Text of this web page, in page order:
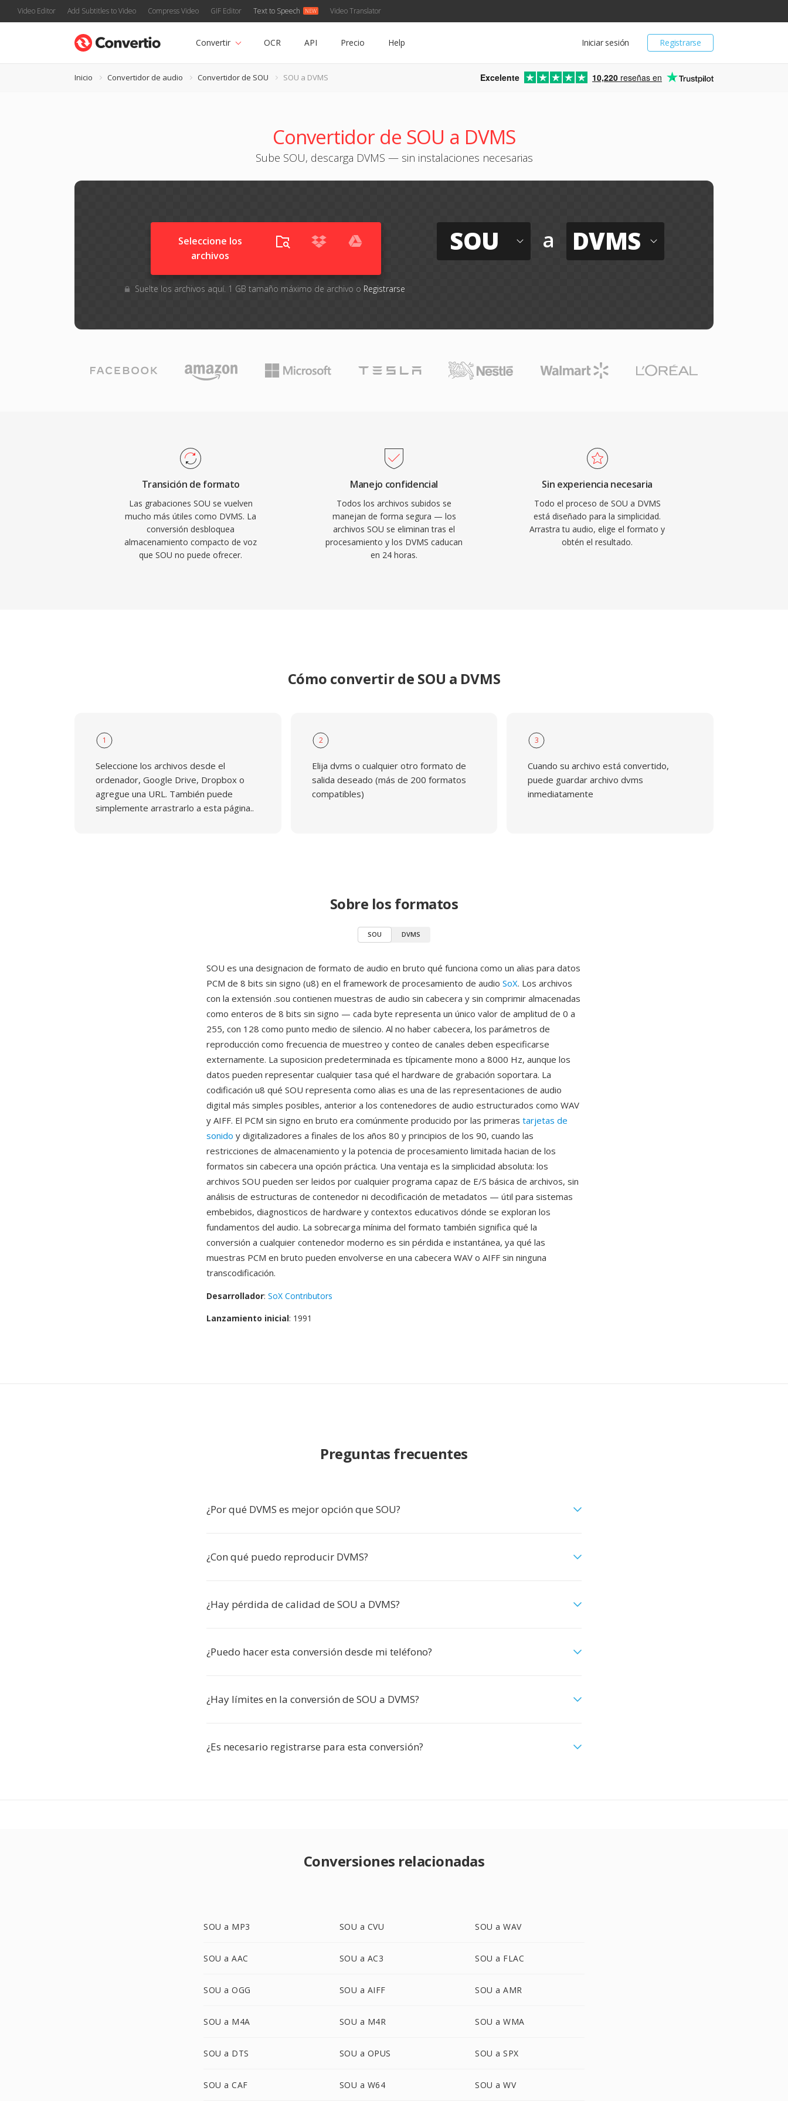
Video Editor Add Subtitles to Video Compress Video GIF Editor Text to Speech Video Translator
Registrarse
Iniciar sesión
Convertir OCR API Precio Help
Inicio Convertidor de audio Convertidor de SOU SOU a DVMS Excelente 10,220 reseñas en
Convertidor de SOU a DVMS
Sube SOU, descarga DVMS — sin instalaciones necesarias
Seleccione los
archivos
Suelte los archivos aquí. 1 GB tamaño máximo de archivo o Registrarse
SOU a DVMS
Transición de formato
Las grabaciones SOU se vuelven
mucho más útiles como DVMS. La
conversión desbloquea
almacenamiento compacto de voz
que SOU no puede ofrecer.
Manejo confidencial
Todos los archivos subidos se
manejan de forma segura — los
archivos SOU se eliminan tras el
procesamiento y los DVMS caducan
en 24 horas.
Sin experiencia necesaria
Todo el proceso de SOU a DVMS
está diseñado para la simplicidad.
Arrastra tu audio, elige el formato y
obtén el resultado.
Cómo convertir de SOU a DVMS
1
Seleccione los archivos desde el
ordenador, Google Drive, Dropbox o
agregue una URL. También puede
simplemente arrastrarlo a esta página..
2
Elija dvms o cualquier otro formato de
salida deseado (más de 200 formatos
compatibles)
3
Cuando su archivo está convertido,
puede guardar archivo dvms
inmediatamente
Sobre los formatos
SOU DVMS
SOU es una designacion de formato de audio en bruto qué funciona como un alias para datos
PCM de 8 bits sin signo (u8) en el framework de procesamiento de audio SoX. Los archivos
con la extensión .sou contienen muestras de audio sin cabecera y sin comprimir almacenadas
como enteros de 8 bits sin signo — cada byte representa un único valor de amplitud de 0 a
255, con 128 como punto medio de silencio. Al no haber cabecera, los parámetros de
reproducción como frecuencia de muestreo y conteo de canales deben especificarse
externamente. La suposicion predeterminada es típicamente mono a 8000 Hz, aunque los
datos pueden representar cualquier tasa qué el hardware de grabación soportara. La
codificación u8 qué SOU representa como alias es una de las representaciones de audio
digital más simples posibles, anterior a los contenedores de audio estructurados como WAV
y AIFF. El PCM sin signo en bruto era comúnmente producido por las primeras tarjetas de
sonido y digitalizadores a finales de los años 80 y principios de los 90, cuando las
restricciones de almacenamiento y la potencia de procesamiento limitada hacian de los
formatos sin cabecera una opción práctica. Una ventaja es la simplicidad absoluta: los
archivos SOU pueden ser leidos por cualquier programa capaz de E/S básica de archivos, sin
análisis de estructuras de contenedor ni decodificación de metadatos — útil para sistemas
embebidos, diagnosticos de hardware y contextos educativos dónde se exploran los
fundamentos del audio. La sobrecarga mínima del formato también significa qué la
conversión a cualquier contenedor moderno es sin pérdida e instantánea, ya qué las
muestras PCM en bruto pueden envolverse en una cabecera WAV o AIFF sin ninguna
transcodificación.
Desarrollador: SoX Contributors
Lanzamiento inicial: 1991
Preguntas frecuentes
¿Por qué DVMS es mejor opción que SOU?
¿Con qué puedo reproducir DVMS?
¿Hay pérdida de calidad de SOU a DVMS?
¿Puedo hacer esta conversión desde mi teléfono?
¿Hay límites en la conversión de SOU a DVMS?
¿Es necesario registrarse para esta conversión?
Conversiones relacionadas
SOU a MP3 SOU a CVU SOU a WAV
SOU a AAC SOU a AC3 SOU a FLAC
SOU a OGG SOU a AIFF SOU a AMR
SOU a M4A SOU a M4R SOU a WMA
SOU a DTS SOU a OPUS SOU a SPX
SOU a CAF SOU a W64 SOU a WV